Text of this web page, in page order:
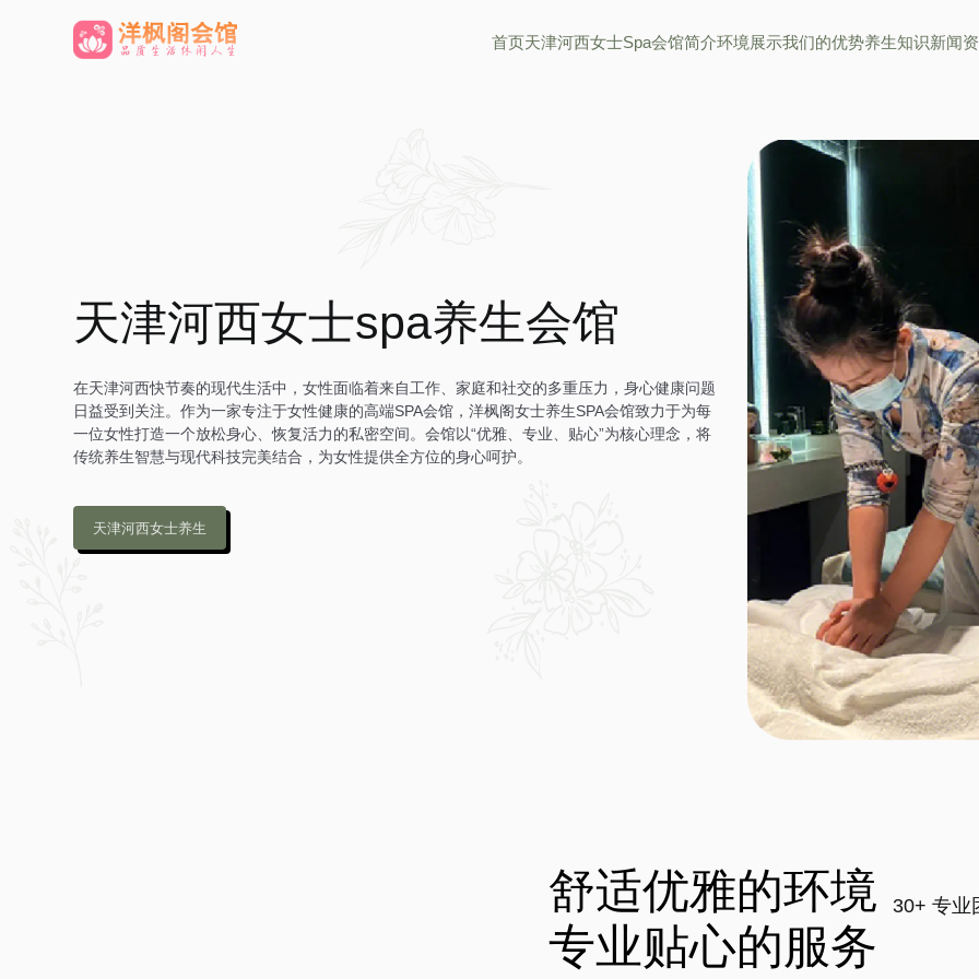
首页天津河西女士spa会馆简介环境展示我们的优势养生知识新闻
天津河西女士spa养生会馆
在天津河西快节奏的现代生活中，女性面临着来自工作、家庭和社交的多重压力，身心健康问题
日益受到关注。作为一家专注于女性健康的高端SPA会馆，洋枫阁女士养生SPA会馆致力于为每
一位女性打造一个放松身心、恢复活力的私密空间。会馆以“优雅、专业、贴心”为核心理念，将
传统养生智慧与现代科技完美结合，为女性提供全方位的身心呵护。
天津河西女士养生
舒适优雅的环境 30+ 专业
专业贴心的服务